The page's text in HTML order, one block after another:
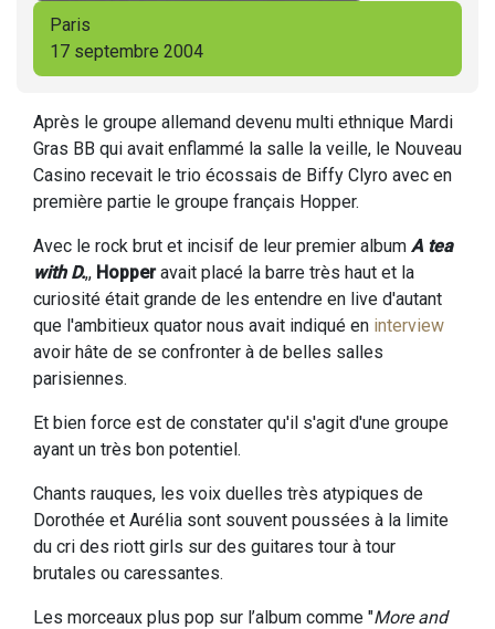
Paris
17 septembre 2004
Après le groupe allemand devenu multi ethnique Mardi
Gras BB qui avait enflammé la salle la veille, le Nouveau
Casino recevait le trio écossais de Biffy Clyro avec en
première partie le groupe français Hopper.
Avec le rock brut et incisif de leur premier album A tea
with D.,, Hopperavait placé la barre très haut et la
curiosité était grande de les entendre en live d'autant
que l'ambitieux quator nous avait indiqué en interview
avoir hâte de se confronter à de belles salles
parisiennes.
Et bien force est de constater qu'il s'agit d'une groupe
ayant un très bon potentiel.
Chants rauques, les voix duelles très atypiques de
Dorothée et Aurélia sont souvent poussées à la limite
du cri des riott girls sur des guitares tour à tour
brutales ou caressantes.
Les morceaux plus pop sur l’album comme "More and